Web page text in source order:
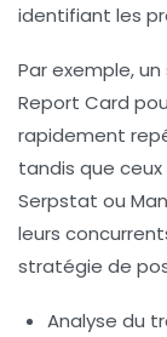
identifiant les
Par exemple,
Report Card
rapidement
tandis que
Serpstat ou
leurs
stratégie de
Analyse du